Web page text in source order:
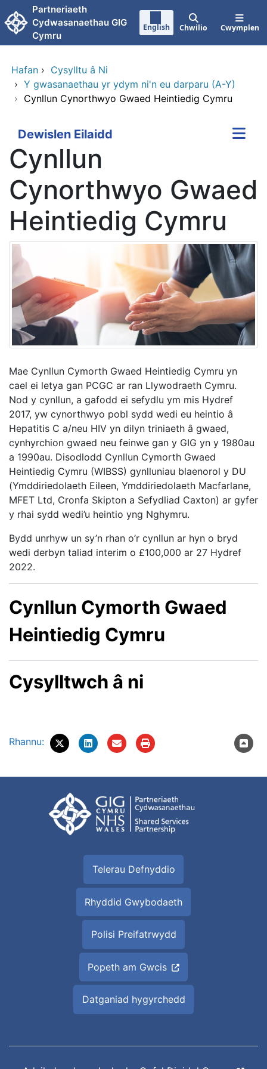
Neidio i'r prif gynnwy
Partneriaeth
Cydwasanaethau GIG
Cymru
English Chwilio Cwymplen
Hafan › Cysylltu â Ni
› Y gwasanaethau yr ydym ni'n eu darparu (A-Y)
› Cynllun Cynorthwyo Gwaed Heintiedig Cymru
Dewislen Eilaidd
Cynllun
Cynorthwyo Gwaed
Heintiedig Cymru
Mae Cynllun Cymorth Gwaed Heintiedig Cymru yn
cael ei letya gan PCGC ar ran Llywodraeth Cymru.
Nod y cynllun, a gafodd ei sefydlu ym mis Hydref
2017, yw cynorthwyo pobl sydd wedi eu heintio â
Hepatitis C a/neu HIV yn dilyn triniaeth â gwaed,
cynhyrchion gwaed neu feinwe gan y GIG yn y 1980au
a 1990au. Disodlodd Cynllun Cymorth Gwaed
Heintiedig Cymru (WIBSS) gynlluniau blaenorol y DU
(Ymddiriedolaeth Eileen, Ymddiriedolaeth Macfarlane,
MFET Ltd, Cronfa Skipton a Sefydliad Caxton) ar gyfer
y rhai sydd wedi’u heintio yng Nghymru.
Bydd unrhyw un sy’n rhan o’r cynllun ar hyn o bryd
wedi derbyn taliad interim o £100,000 ar 27 Hydref
2022.
Cynllun Cymorth Gwaed
Heintiedig Cymru
Cysylltwch â ni
Rhannu:
Telerau Defnyddio
Rhyddid Gwybodaeth
Polisi Preifatrwydd
Popeth am Gwcis
Datganiad hygyrchedd